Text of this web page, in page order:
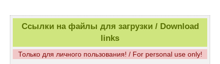
Ссылки на файлы для загрузки / Download
links
Только для личного пользования! / For personal use only!